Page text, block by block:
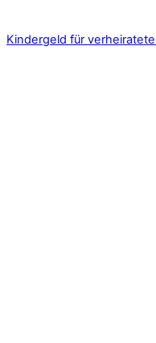
Kindergeld für